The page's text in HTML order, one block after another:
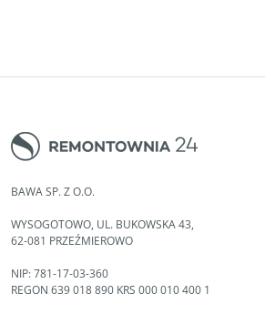
BAWA SP. Z O.O.
WYSOGOTOWO, UL. BUKOWSKA 43,
62-081 PRZEŹMIEROWO
NIP: 781-17-03-360
REGON 639 018 890 KRS 000 010 400 1